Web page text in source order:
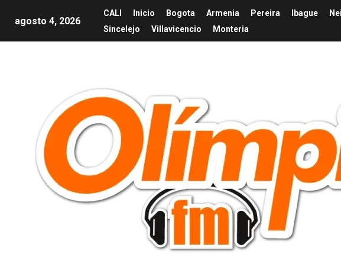
agosto 4, 2026
CALI Inicio Bogota Armenia Pereira Ibague
Sincelejo
Villavicencio Monteria